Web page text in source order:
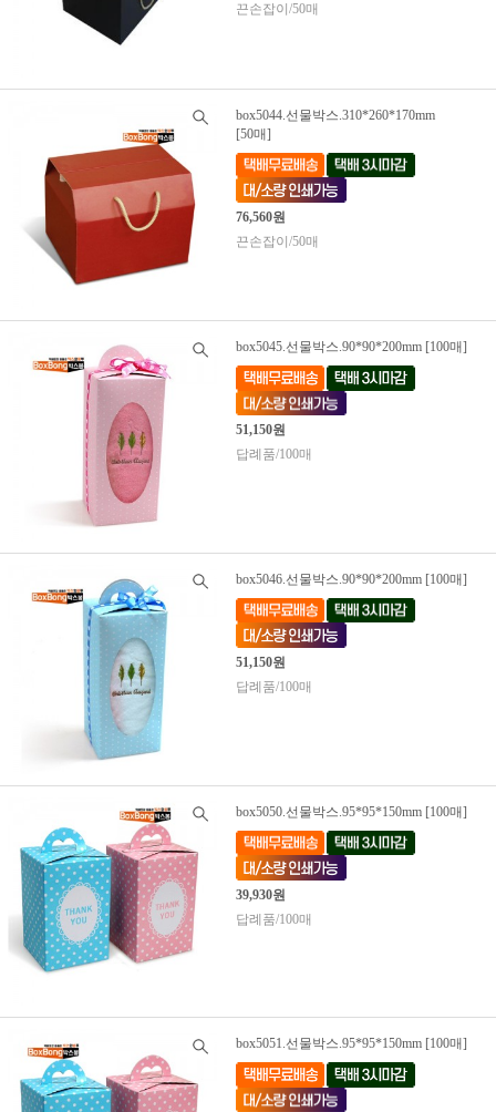
끈손잡이/50매
box5044.선물박스.310*260*170mm
[50매]
76,560원
끈손잡이/50매
box5045.선물박스.90*90*200mm [100매]
51,150원
답례품/100매
box5046.선물박스.90*90*200mm [100매]
51,150원
답례품/100매
box5050.선물박스.95*95*150mm [100매]
39,930원
답례품/100매
box5051.선물박스.95*95*150mm [100매]